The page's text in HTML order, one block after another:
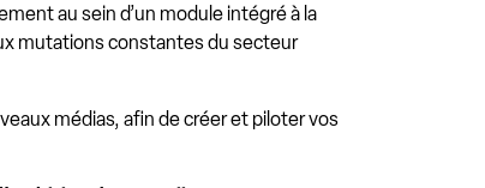
au sein d’un module intégré à la
mutations constantes du secteur
médias, afin de créer et piloter vos